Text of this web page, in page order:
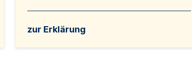
zur Erklärung